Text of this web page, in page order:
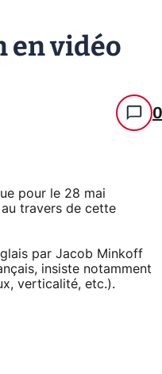
en vidéo
0
pour le 28 mai
travers de cette
par Jacob Minkoff
insiste notamment
verticalité, etc.).